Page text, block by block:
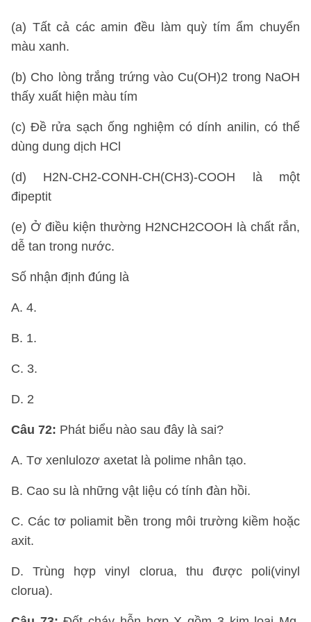
(a) Tất cả các amin đều làm quỳ tím ẩm chuyển
màu xanh.
(b) Cho lòng trắng trứng vào Cu(OH)2 trong NaOH
thấy xuất hiện màu tím
(c) Đề rửa sạch ống nghiệm có dính anilin, có thể
dùng dung dịch HCl
(d) H2N-CH2-CONH-CH(CH3)-COOH là một
đipeptit
(e) Ở điều kiện thường H2NCH2COOH là chất rắn,
dễ tan trong nước.
Số nhận định đúng là
A. 4.
B. 1.
C. 3.
D. 2
Câu 72: Phát biểu nào sau đây là sai?
A. Tơ xenlulozơ axetat là polime nhân tạo.
B. Cao su là những vật liệu có tính đàn hồi.
C. Các tơ poliamit bền trong môi trường kiềm hoặc
axit.
D. Trùng hợp vinyl clorua, thu được poli(vinyl
clorua).